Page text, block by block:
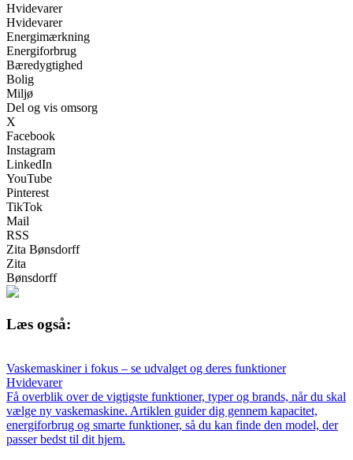
Hvidevarer
Hvidevarer
Energimærkning
Energiforbrug
Bæredygtighed
Bolig
Miljø
Del og vis omsorg
X
Facebook
Instagram
LinkedIn
YouTube
Pinterest
TikTok
Mail
RSS
Zita Bønsdorff
Zita
Bønsdorff
Læs også:
Vaskemaskiner i fokus – se udvalget og deres funktioner
Hvidevarer
Få overblik over de vigtigste funktioner, typer og brands, når du skal
vælge ny vaskemaskine. Artiklen guider dig gennem kapacitet,
energiforbrug og smarte funktioner, så du kan finde den model, der
passer bedst til dit hjem.